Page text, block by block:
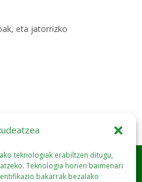
teknologiak erabiltzen ditugu,
Teknologia horien baimenari
bakarrak bezalako
eta jatorrizko